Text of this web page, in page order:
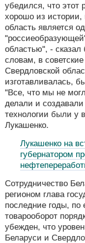
убедился, что этот
хорошо из истории,
область является
областью", - сказал
словам, в
Свердловской
изготавливалась,
"Все, что мы не
делали и
технологии были у
Лукашенко.
Лукашенко на
губернатором
Сотрудничество
регионом глава
последние годы, по
товарооборот
убежден, что
Беларуси и